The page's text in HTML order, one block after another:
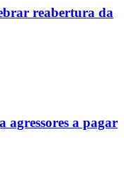
reabertura da
a pagar